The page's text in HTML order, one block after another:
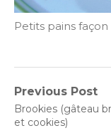
Petits pains façon
Navigation
de
Previous Post
Previous
post:
Brookies (gâteau
et cookies)